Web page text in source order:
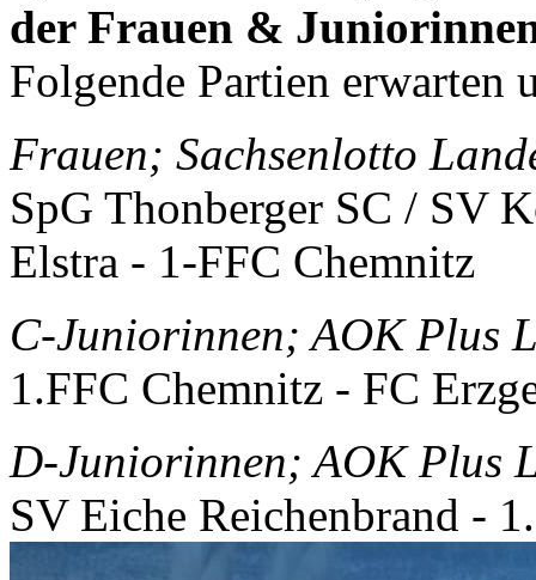
der Frauen &
Folgende Partien erwarten
Frauen; Sachsenlotto
SpG Thonberger SC / SV
Elstra - 1-FFC Chemnitz
C-Juniorinnen; AOK Plus
1.FFC Chemnitz - FC
D-Juniorinnen; AOK Plus
SV Eiche Reichenbrand -